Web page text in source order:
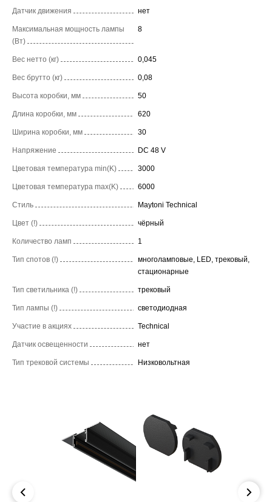
Датчик движения нет
Максимальная мощность лампы
(Вт)
8
Вес нетто (кг) 0,045
Вес брутто (кг) 0,08
Высота коробки, мм 50
Длина коробки, мм 620
Ширина коробки, мм 30
Напряжение DC 48 V
Цветовая температура min(K) 3000
Цветовая температура max(K) 6000
Стиль Maytoni Technical
Цвет (!) чёрный
Количество ламп 1
Тип спотов (!)
многоламповые, LED, трековый,
стационарные
Тип светильника (!) трековый
Тип лампы (!) светодиодная
Участие в акциях Technical
Датчик освещенности нет
Тип трековой системы Низковольтная